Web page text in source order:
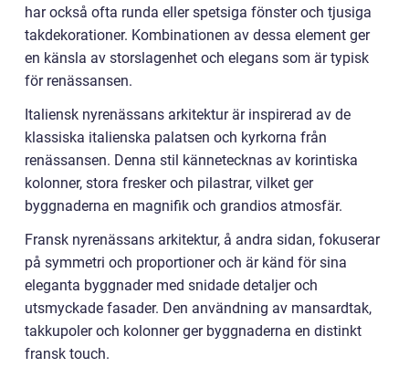
har också ofta runda eller spetsiga fönster och tjusiga
takdekorationer. Kombinationen av dessa element ger
en känsla av storslagenhet och elegans som är typisk
för renässansen.
Italiensk nyrenässans arkitektur är inspirerad av de
klassiska italienska palatsen och kyrkorna från
renässansen. Denna stil kännetecknas av korintiska
kolonner, stora fresker och pilastrar, vilket ger
byggnaderna en magnifik och grandios atmosfär.
Fransk nyrenässans arkitektur, å andra sidan, fokuserar
på symmetri och proportioner och är känd för sina
eleganta byggnader med snidade detaljer och
utsmyckade fasader. Den användning av mansardtak,
takkupoler och kolonner ger byggnaderna en distinkt
fransk touch.